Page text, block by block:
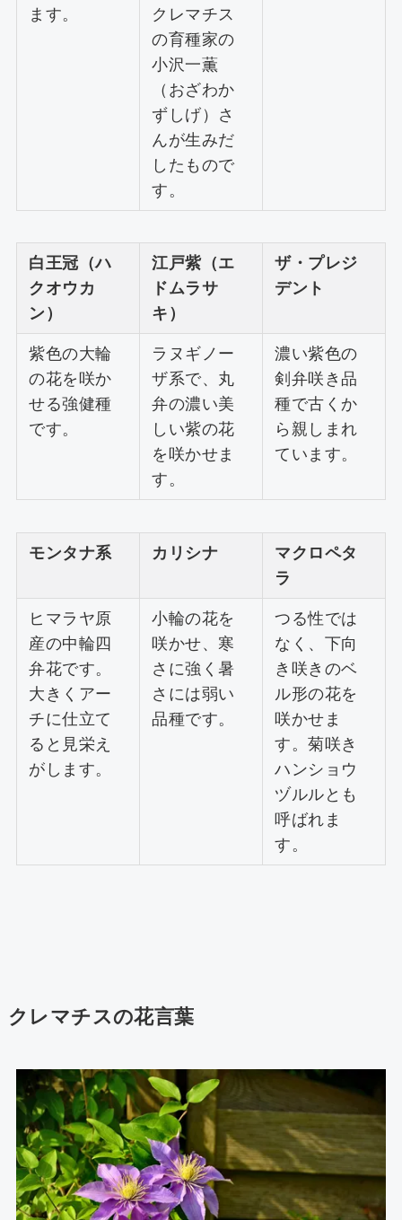
ます。
クレマチス
の育種家の
小沢一薫
（おざわか
ずしげ）さ
んが生みだ
したもので
す。
白王冠（ハ
クオウカ
ン）
江戸紫（エ
ドムラサ
キ）
ザ・プレジ
デント
紫色の大輪
の花を咲か
せる強健種
です。
ラヌギノー
ザ系で、丸
弁の濃い美
しい紫の花
を咲かせま
す。
濃い紫色の
剣弁咲き品
種で古くか
ら親しまれ
ています。
モンタナ系 カリシナ
マクロペタ
ラ
ヒマラヤ原
産の中輪四
弁花です。
大きくアー
チに仕立て
ると見栄え
がします。
小輪の花を
咲かせ、寒
さに強く暑
さには弱い
品種です。
つる性では
なく、下向
き咲きのベ
ル形の花を
咲かせま
す。菊咲き
ハンショウ
ヅルルとも
呼ばれま
す。
クレマチスの花言葉